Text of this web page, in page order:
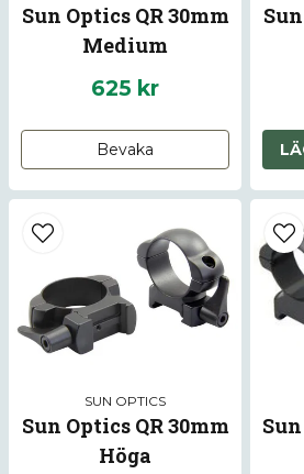
Sun Optics QR 30mm
Medium
625 kr
Bevaka
SUN OPTICS
Sun Optics QR 30mm
Höga
Skicka fråga